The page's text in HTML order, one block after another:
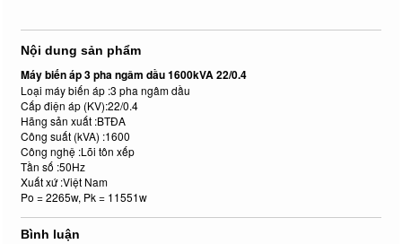
Nội dung sản phẩm
Máy biến áp 3 pha ngâm dầu 1600kVA 22/0.4
Loại máy biến áp :3 pha ngâm dầu
Cấp điện áp (KV):22/0.4
Hãng sản xuất :BTĐA
Công suất (kVA) :1600
Công nghệ :Lõi tôn xếp
Tần số :50Hz
Xuất xứ :Việt Nam
Po = 2265w, Pk = 11551w
Bình luận